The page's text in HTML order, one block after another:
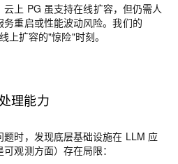
云上 PG 虽支持在线扩容，但仍需人
重启或性能波动风险。我们的
上扩容的"惊险"时刻。
理能力
时，发现底层基础设施在 LLM 应
观测方面）存在局限：